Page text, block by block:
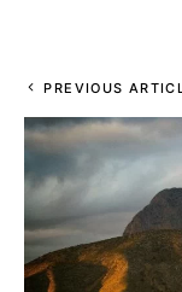
PREVIOUS